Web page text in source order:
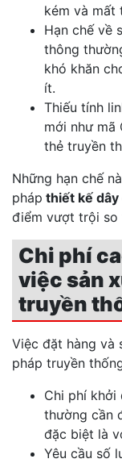
kém và mất
Hạn chế về
thông
khó khăn
ít.
Thiếu tính
mới như mã
thẻ truyền
Những hạn chế
pháp thiết kế
điểm vượt trội so
Chi phí
việc sản
truyền
Việc đặt hàng và
pháp truyền
Chi phí khởi
thường cần
đặc biệt là
Yêu cầu số